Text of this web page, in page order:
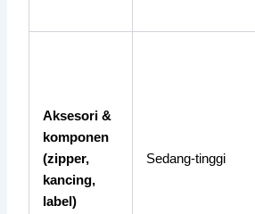
Aksesori &
komponen
(zipper,
kancing,
label)
Sedang-tinggi